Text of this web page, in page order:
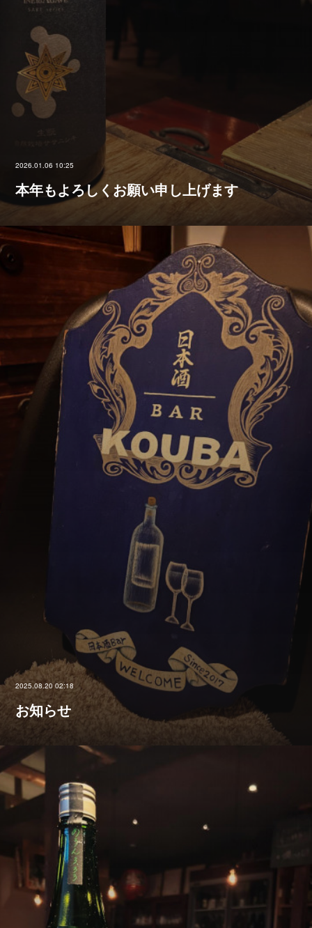
2026.01.06 10:25
本年もよろしくお願い申し上げます
2025.08.20 02:18
お知らせ